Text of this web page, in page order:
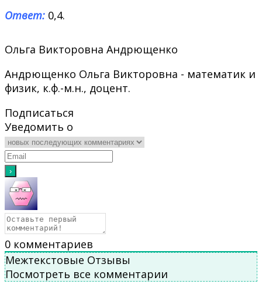
Ответ: 0,4.
Ольга Викторовна Андрющенко
Андрющенко Ольга Викторовна - математик и
физик, к.ф.-м.н., доцент.
Подписаться
Уведомить о
0 комментариев
Межтекстовые Отзывы
Посмотреть все комментарии